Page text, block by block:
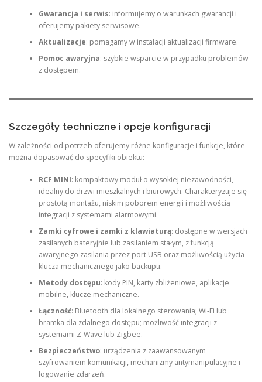
Gwarancja i serwis: informujemy o warunkach gwarancji i
oferujemy pakiety serwisowe.
Aktualizacje: pomagamy w instalacji aktualizacji firmware.
Pomoc awaryjna: szybkie wsparcie w przypadku problemów
z dostępem.
Szczegóły techniczne i opcje konfiguracji
W zależności od potrzeb oferujemy różne konfiguracje i funkcje, które
można dopasować do specyfiki obiektu:
RCF MINI: kompaktowy moduł o wysokiej niezawodności,
idealny do drzwi mieszkalnych i biurowych. Charakteryzuje się
prostotą montażu, niskim poborem energii i możliwością
integracji z systemami alarmowymi.
Zamki cyfrowe i zamki z klawiaturą: dostępne w wersjach
zasilanych bateryjnie lub zasilaniem stałym, z funkcją
awaryjnego zasilania przez port USB oraz możliwością użycia
klucza mechanicznego jako backupu.
Metody dostępu: kody PIN, karty zbliżeniowe, aplikacje
mobilne, klucze mechaniczne.
Łączność: Bluetooth dla lokalnego sterowania; Wi‑Fi lub
bramka dla zdalnego dostępu; możliwość integracji z
systemami Z‑Wave lub Zigbee.
Bezpieczeństwo: urządzenia z zaawansowanym
szyfrowaniem komunikacji, mechanizmy antymanipulacyjne i
logowanie zdarzeń.